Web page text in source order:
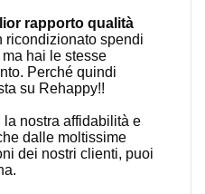
rapporto qualità
ricondizionato spendi
hai le stesse
Perché quindi
su Rehappy!!
la nostra affidabilità e
dalle moltissime
dei nostri clienti, puoi
.